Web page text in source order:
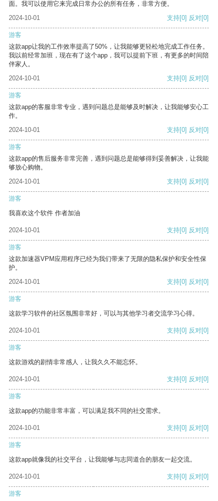
面。我可以使用它来完成日常办公的所有任务，非常方便。
2024-10-01
支持[0] 反对[0]
游客
这款app让我的工作效率提高了50%，让我能够更轻松地完成工作任务。
我以前经常加班，现在有了这个app，我可以提前下班，有更多的时间陪
伴家人。
2024-10-01
支持[0] 反对[0]
游客
这款app的客服非常专业，遇到问题总是能够及时解决，让我能够安心工
作。
2024-10-01
支持[0] 反对[0]
游客
这款app的售后服务非常完善，遇到问题总是能够得到妥善解决，让我能
够放心购物。
2024-10-01
支持[0] 反对[0]
游客
我喜欢这个软件 作者加油
2024-10-01 支持[0] 反对[0]
游客
这款加速器VPM应用程序已经为我们带来了无限的隐私保护和安全性保
护。
2024-10-01
支持[0] 反对[0]
游客
这款学习软件的社区氛围非常好，可以与其他学习者交流学习心得。
2024-10-01 支持[0] 反对[0]
游客
这款游戏的剧情非常感人，让我久久不能忘怀。
2024-10-01 支持[0] 反对[0]
游客
这款app的功能非常丰富，可以满足我不同的社交需求。
2024-10-01 支持[0] 反对[0]
游客
这款app就像我的社交平台，让我能够与志同道合的朋友一起交流。
2024-10-01 支持[0] 反对[0]
游客